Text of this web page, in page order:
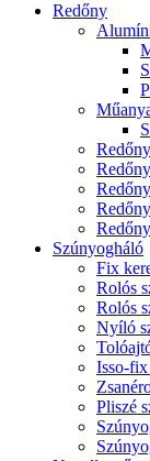
Redőny
Szúnyogháló
Fix
Rolós
Rolós
Nyíló
Isso-
Pliszé